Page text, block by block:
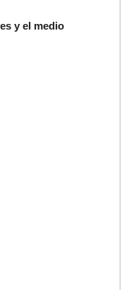
y el medio